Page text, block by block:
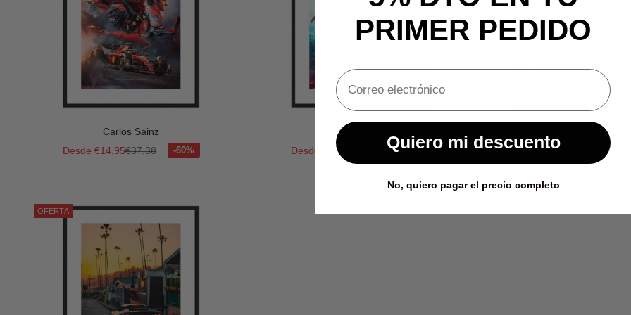
Carlos Sainz
Precio de oferta
Desde €14,95Precio normal
€37,38
George Russell
Precio de oferta
Desde €14,95 Precio normal
Americas
Precio de oferta
Desde €14,95 Precio
€37,38
OFERTA
PRIMER PEDIDO
Quiero mi descuento
No, quiero pagar el precio completo